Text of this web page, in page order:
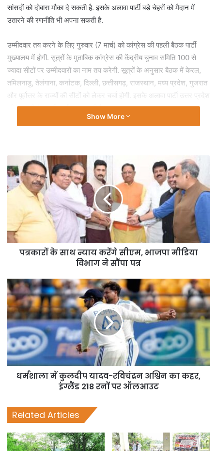
सांसदों को दोबारा मौका दे सकती है. इसके अलावा पार्टी बड़े चेहरों को मैदान में
उतारने की रणनीति भी अपना सकती है.
उम्मीदवार तय करने के लिए गुरुवार (7 मार्च) को कांग्रेस की पहली बैठक पार्टी
मुख्यालय में होगी. सूत्रों के मुताबिक कांग्रेस की केंद्रीय चुनाव समिति 100 से
ज्यादा सीटों पर उम्मीदवारों का नाम तय करेगी. सूत्रों के अनुसार बैठक में केरल,
तमिलनाडु, तेलंगाना, कर्नाटक, दिल्ली, छत्तीसगढ़, राजस्थान, मध्य प्रदेश, गुजरात
और पूर्वोत्तर के राज्यों की सीटों को लेकर चर्चा होगी. इसके अलावा पार्टी उत्तर प्रदेश
की कुछ सीटों पर भी चर्चा कर सकती है.
Show More
पत्रकारों के साथ न्याय करेंगे सीएम, भाजपा मीडिया
विभाग ने सौंपा पत्र
धर्मशाला में कुलदीप यादव-रव‍िचंद्रन अश्व‍िन का कहर,
इंग्लैंड 218 रनों पर ऑलआउट
Related Articles